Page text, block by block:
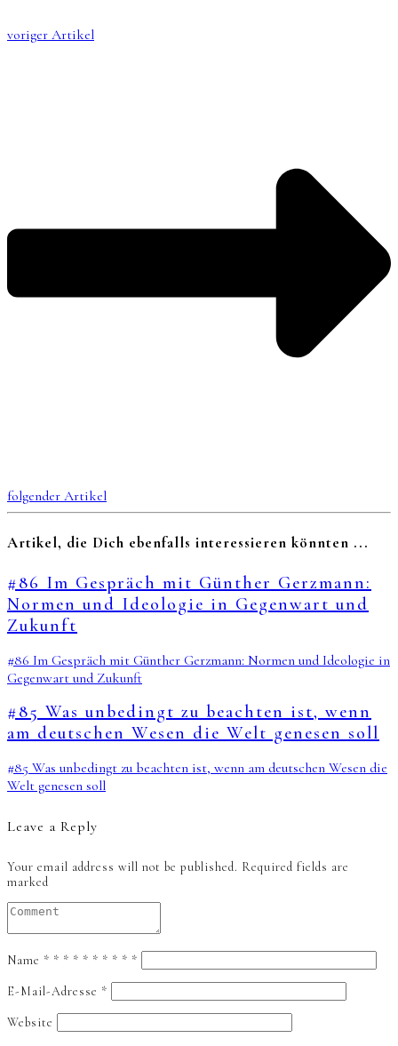
voriger Artikel
folgender Artikel
Artikel, die Dich ebenfalls interessieren könnten ...
#86 Im Gespräch mit Günther Gerzmann:
Normen und Ideologie in Gegenwart und
Zukunft
#86 Im Gespräch mit Günther Gerzmann: Normen und Ideologie in
Gegenwart und Zukunft
#85 Was unbedingt zu beachten ist, wenn
am deutschen Wesen die Welt genesen soll
#85 Was unbedingt zu beachten ist, wenn am deutschen Wesen die
Welt genesen soll
Leave a Reply
Your email address will not be published. Required fields are
marked
Name * * * * * * * * * *
E-Mail-Adresse *
Website